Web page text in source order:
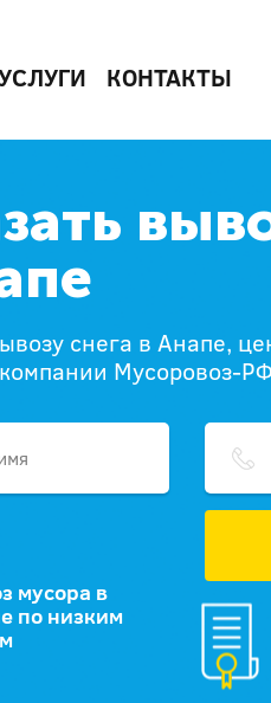
КОНТАКТЫ
снега в Анапе,
Мусоровоз-РФ
мусора в
по низким